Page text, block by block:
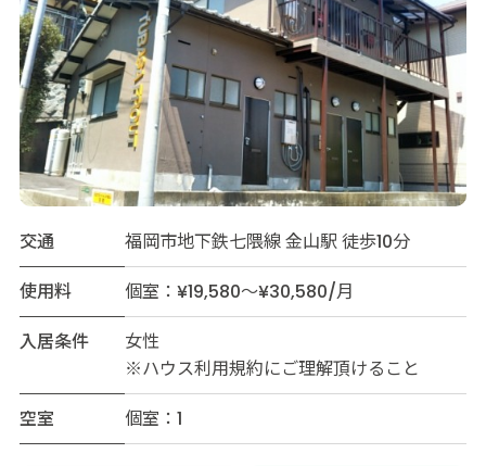
交通
福岡市地下鉄七隈線 金山駅 徒歩10分
使用料
個室：¥19,580～¥30,580/月
入居条件
女性
※ハウス利用規約にご理解頂けること
空室
個室：1